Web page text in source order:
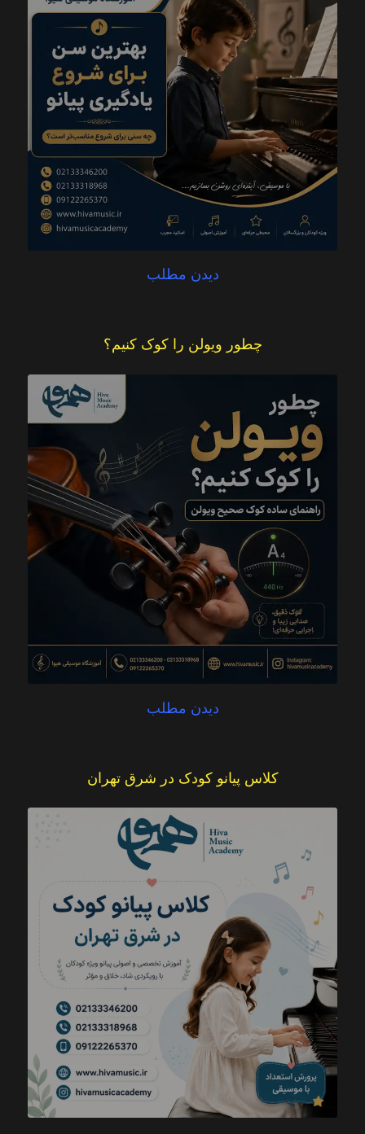
دیدن مطلب
چطور ویولن را کوک کنیم؟
دیدن مطلب
کلاس پیانو کودک در شرق تهران